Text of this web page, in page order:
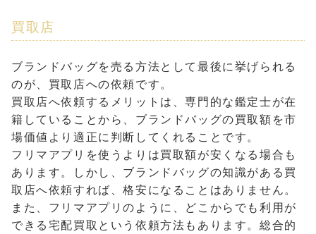
買取店
ブランドバッグを売る方法として最後に挙げられる
のが、買取店への依頼です。
買取店へ依頼するメリットは、専門的な鑑定士が在
籍していることから、ブランドバッグの買取額を市
場価値より適正に判断してくれることです。
フリマアプリを使うよりは買取額が安くなる場合も
あります。しかし、ブランドバッグの知識がある買
取店へ依頼すれば、格安になることはありません。
また、フリマアプリのように、どこからでも利用が
できる宅配買取という依頼方法もあります。総合的